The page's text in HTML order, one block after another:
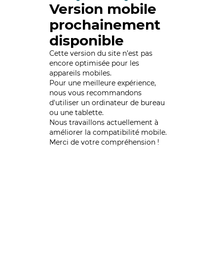
Version mobile
prochainement
disponible
Cette version du site n’est pas
encore optimisée pour les
appareils mobiles.
Pour une meilleure expérience,
nous vous recommandons
d'utiliser un ordinateur de bureau
ou une tablette.
Nous travaillons actuellement à
améliorer la compatibilité mobile.
Merci de votre compréhension !